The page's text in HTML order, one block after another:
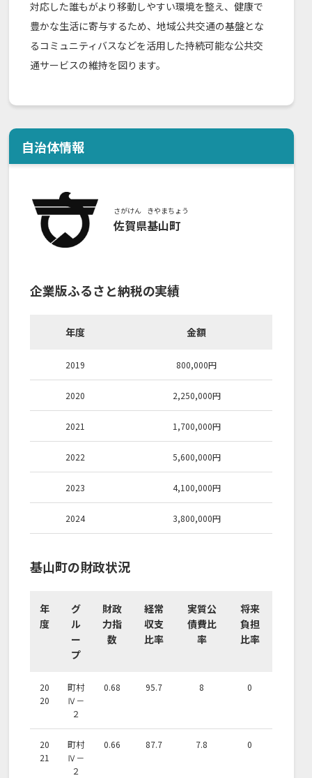
対応した誰もがより移動しやすい環境を整え、健康で
豊かな生活に寄与するため、地域公共交通の基盤とな
るコミュニティバスなどを活用した持続可能な公共交
通サービスの維持を図ります。
自治体情報
さがけん
佐賀県
きやまちょう
基山町
企業版ふるさと納税の実績
年度 金額
2019 800,000円
2020 2,250,000円
2021 1,700,000円
2022 5,600,000円
2023 4,100,000円
2024 3,800,000円
基山町の財政状況
年
度
グ
ル
ー
プ
財政
力指
数
経常
収支
比率
実質公
債費比
率
将来
負担
比率
20
20
町村
Ⅳ－
２
0.68 95.7 8 0
20
21
町村
Ⅳ－
２
0.66 87.7 7.8 0